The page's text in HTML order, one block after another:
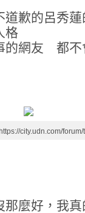
歉的呂秀
格
的網友 都不
city.udn.com/
那麼好，我